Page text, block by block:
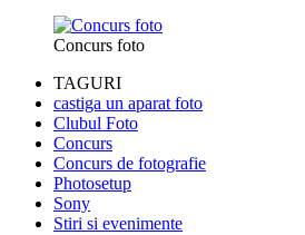
Concurs foto
TAGURI
castiga un aparat foto
Clubul Foto
Concurs
Concurs de fotografie
Photosetup
Sony
Stiri si evenimente